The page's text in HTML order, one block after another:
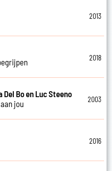
2013
2018
Bo en Luc Steeno
jou
2003
2016